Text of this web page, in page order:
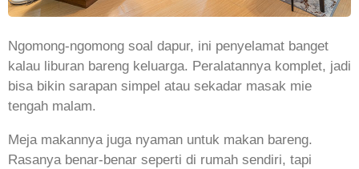
Ngomong-ngomong soal dapur, ini penyelamat banget
kalau liburan bareng keluarga. Peralatannya komplet, jadi
bisa bikin sarapan simpel atau sekadar masak mie
tengah malam.
Meja makannya juga nyaman untuk makan bareng.
Rasanya benar-benar seperti di rumah sendiri, tapi